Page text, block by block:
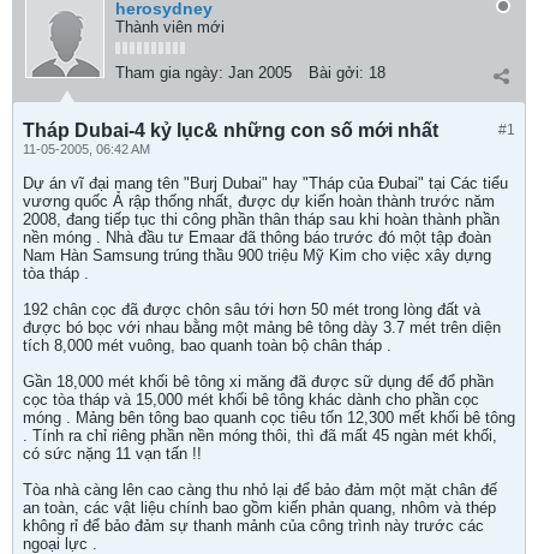
herosydney
Thành viên mới
Tham gia ngày: Jan 2005 Bài gởi: 18
#1
Tháp Dubai-4 kỷ lục& những con số mới nhất
11-05-2005, 06:42 AM
Dự án vĩ đại mang tên "Burj Dubai" hay "Tháp của Đubai" tại Các tiểu
vương quốc Ả rập thống nhất, được dự kiến hoàn thành trước năm
2008, đang tiếp tục thi công phần thân tháp sau khi hoàn thành phần
nền móng . Nhà đầu tư Emaar đã thông báo trước đó một tập đoàn
Nam Hàn Samsung trúng thầu 900 triệu Mỹ Kim cho việc xây dựng
tòa tháp .
192 chân cọc đã được chôn sâu tới hơn 50 mét trong lòng đất và
được bó bọc với nhau bằng một mảng bê tông dày 3.7 mét trên diện
tích 8,000 mét vuông, bao quanh toàn bộ chân tháp .
Gần 18,000 mét khối bê tông xi măng đã được sữ dụng để đổ phần
cọc tòa tháp và 15,000 mét khối bê tông khác dành cho phần cọc
móng . Mảng bên tông bao quanh cọc tiêu tốn 12,300 mết khối bê tông
. Tính ra chỉ riêng phần nền móng thôi, thì đã mất 45 ngàn mét khối,
có sức nặng 11 vạn tấn !!
Tòa nhà càng lên cao càng thu nhỏ lại để bảo đảm một mặt chân đế
an toàn, các vật liệu chính bao gồm kiến phản quang, nhôm và thép
không rỉ để bảo đảm sự thanh mảnh của công trình này trước các
ngoại lực .